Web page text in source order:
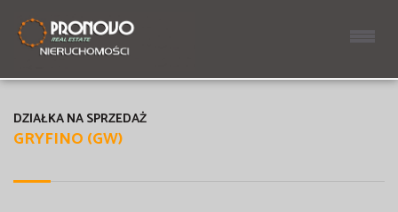
GRYFINO (GW)
DZIAŁKA NA SPRZEDAŻ